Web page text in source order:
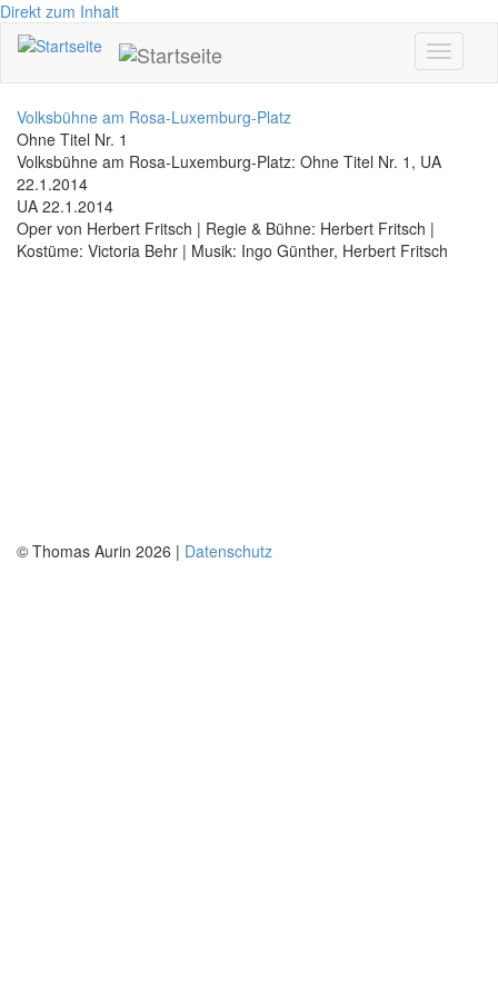
Direkt zum Inhalt
Toggle
Volksbühne am Rosa-Luxemburg-Platz
Ohne Titel Nr. 1
Volksbühne am Rosa-Luxemburg-Platz: Ohne Titel Nr. 1, UA
22.1.2014
UA 22.1.2014
Oper von Herbert Fritsch | Regie & Bühne: Herbert Fritsch |
Kostüme: Victoria Behr | Musik: Ingo Günther, Herbert Fritsch
© Thomas Aurin 2026 | Datenschutz